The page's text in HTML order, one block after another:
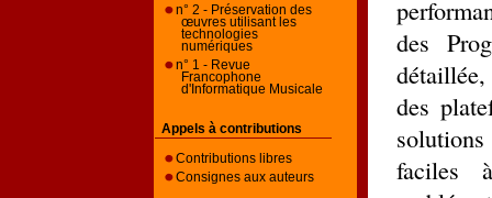
des
des
faciles
n° 2 - Préservation des
œuvres utilisant les
technologies
numériques
n° 1 - Revue
Francophone
d'Informatique Musicale
Appels à contributions
Contributions libres
Consignes aux auteurs